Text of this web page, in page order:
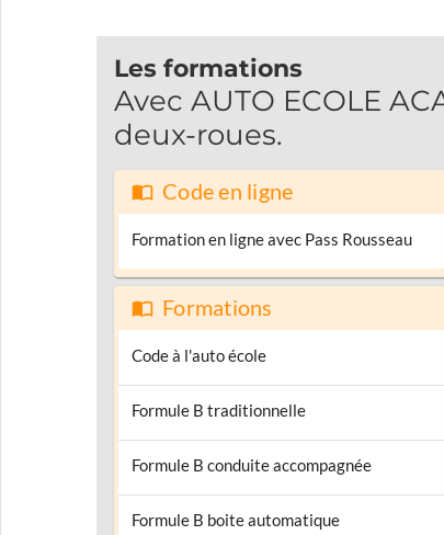
Les formations
Avec AUTO ECOLE
deux-roues.
Code en ligne
Formation en ligne avec Pass Rousseau
Formations
Code à l'auto école
Formule B traditionnelle
Formule B conduite accompagnée
Formule B boite automatique